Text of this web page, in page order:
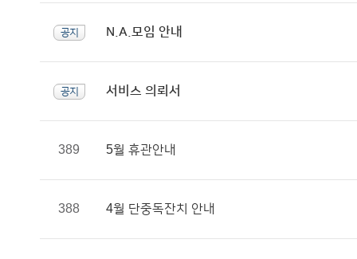
공지 N.A.모임 안내
공지 서비스 의뢰서
389 5월 휴관안내
388 4월 단중독잔치 안내